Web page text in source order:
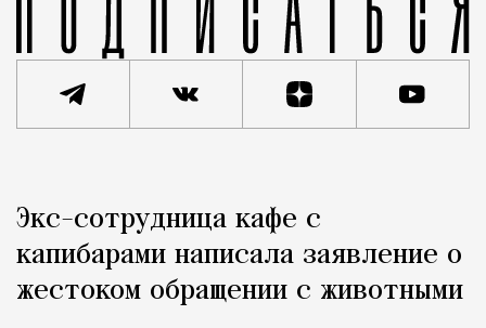
Город
Экс-сотрудница кафе с
капибарами написала заявление о
жестоком обращении с животными